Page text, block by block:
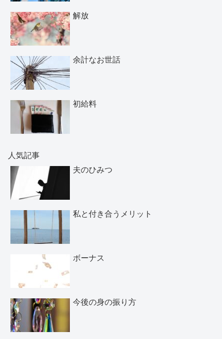
解放
余計なお世話
初給料
人気記事
夫のひみつ
私と付き合うメリット
ボーナス
今後の身の振り方